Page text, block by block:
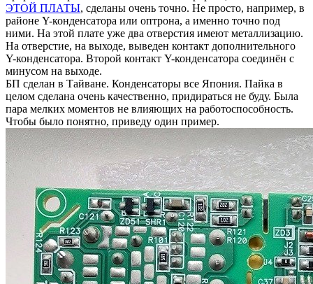
ЭТОЙ ПЛАТЫ, сделаны очень точно. Не просто, например, в
районе Y-конденсатора или оптрона, а именно точно под
ними. На этой плате уже два отверстия имеют металлизацию.
На отверстие, на выходе, выведен контакт дополнительного
Y-конденсатора. Второй контакт Y-конденсатора соединён с
минусом на выходе.
БП сделан в Тайване. Конденсаторы все Япония. Пайка в
целом сделана очень качественно, придираться не буду. Была
пара мелких моментов не влияющих на работоспособность.
Чтобы было понятно, приведу один пример.